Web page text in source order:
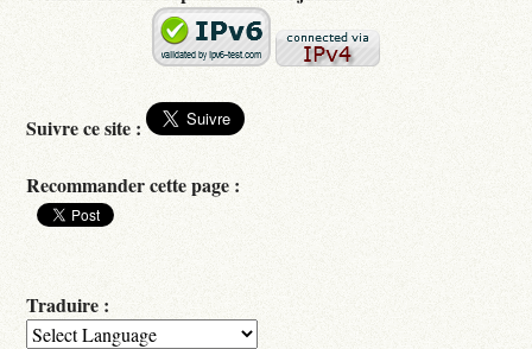
Suivre ce site :
Recommander cette page :
Traduire :